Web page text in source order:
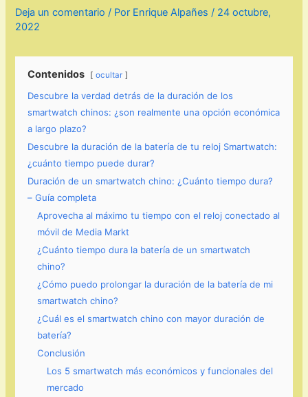
Deja un comentario / Por Enrique Alpañes/ 24 octubre,
2022
Contenidos ocultar
Descubre la verdad detrás de la duración de los
smartwatch chinos: ¿son realmente una opción económica
a largo plazo?
Descubre la duración de la batería de tu reloj Smartwatch:
¿cuánto tiempo puede durar?
Duración de un smartwatch chino: ¿Cuánto tiempo dura?
– Guía completa
Aprovecha al máximo tu tiempo con el reloj conectado al
móvil de Media Markt
¿Cuánto tiempo dura la batería de un smartwatch
chino?
¿Cómo puedo prolongar la duración de la batería de mi
smartwatch chino?
¿Cuál es el smartwatch chino con mayor duración de
batería?
Conclusión
Los 5 smartwatch más económicos y funcionales del
mercado